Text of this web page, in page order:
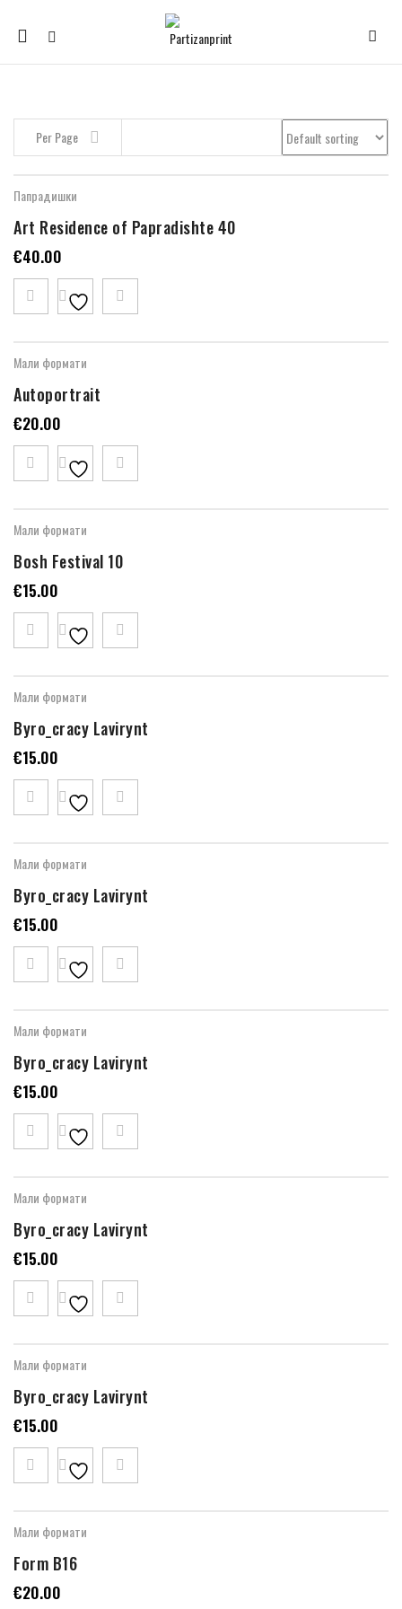
Mobile
navigation
Per Page
Папрадишки
Art Residence of Papradishte 40
€40.00
Мали формати
Autoportrait
€20.00
Мали формати
Bosh Festival 10
€15.00
Мали формати
Byro_cracy Lavirynt
€15.00
Мали формати
Byro_cracy Lavirynt
€15.00
Мали формати
Byro_cracy Lavirynt
€15.00
Мали формати
Byro_cracy Lavirynt
€15.00
Мали формати
Byro_cracy Lavirynt
€15.00
Мали формати
Form B16
€20.00